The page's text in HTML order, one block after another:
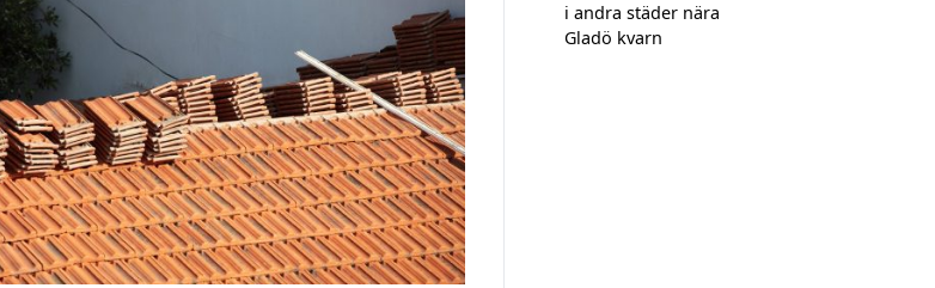
i andra städer nära
Gladö kvarn